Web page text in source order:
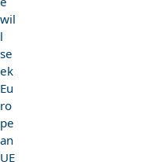
wil
l
se
ek
Eu
ro
pe
an
UE